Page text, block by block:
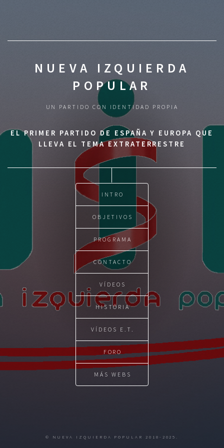
NUEVA IZQUIERDA
POPULAR
UN PARTIDO CON IDENTIDAD PROPIA
EL PRIMER PARTIDO DE ESPAÑA Y EUROPA QUE
LLEVA EL TEMA EXTRATERRESTRE
INTRO
OBJETIVOS
PROGRAMA
CONTACTO
VÍDEOS
HISTÓRIA
VÍDEOS E.T.
FORO
MÁS WEBS
© NUEVA IZQUIERDA POPULAR 2018-2025.